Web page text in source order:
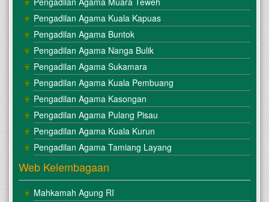
Pengadilan Agama Kuala Kapuas
Pengadilan Agama Buntok
Pengadilan Agama Nanga Bulik
Pengadilan Agama Sukamara
Pengadilan Agama Kuala Pembuang
Pengadilan Agama Kasongan
Pengadilan Agama Pulang Pisau
Pengadilan Agama Kuala Kurun
Pengadilan Agama Tamiang Layang
Web Kelembagaan
Mahkamah Agung RI